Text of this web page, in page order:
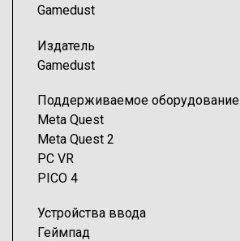
Gamedust
Издатель
Gamedust
Поддерживаемое оборудование
Meta Quest
Meta Quest 2
PC VR
PICO 4
Устройства ввода
Геймпад